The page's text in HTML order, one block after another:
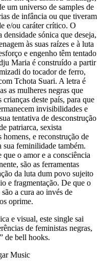
um universo de samples de
de infância ou que tiveram
e/ou caráter crítico. O
sónica que deseja,
às suas raízes e à luta
e engenho têm tentado
Maria é construído a partir
do tocador de ferro,
Tchota Suari. A letra é
as mulheres negras que
deste país, para que
invisibilidades e
tentativa de desconstrução
patriarca, sexista
e reconstrução de
sua feminilidade também.
o amor e a consciência
são as ferramentas
da luta dum povo sujeito
e fragmentação. De que o
a cura ao invés de
oprime.
e visual, este single sai
de feministas negras,
de bell hooks.
Music